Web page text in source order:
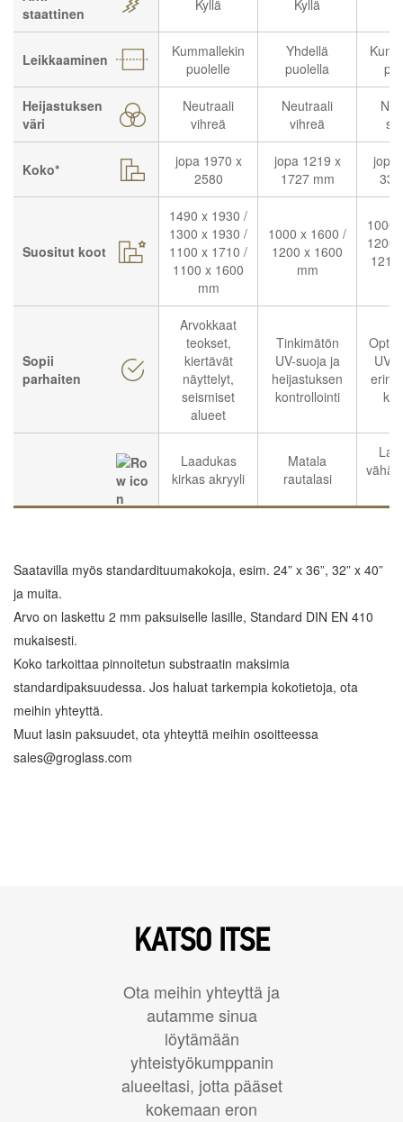
staattinen
Kyllä Kyllä
Leikkaaminen
Kummallekin
puolelle
Yhdellä
puolella
Heijastuksen
väri
Neutraali
vihreä
Neutraali
vihreä
Koko*
jopa 1970 x
2580
jopa 1219 x
1727 mm
jopa
Suositut koot
1490 x 1930 /
1300 x 1930 /
1100 x 1710 /
1100 x 1600
mm
1000 x 1600 /
1200 x 1600
mm
1000
1200
Sopii
parhaiten
Arvokkaat
teokset,
kiertävät
näyttelyt,
seismiset
alueet
Tinkimätön
UV-suoja ja
heijastuksen
kontrollointi
UV-
Laadukas
kirkas akryyli
Matala
rautalasi
Saatavilla myös standardituumakokoja, esim. 24” x 36”, 32” x 40”
ja muita.
Arvo on laskettu 2 mm paksuiselle lasille, Standard DIN EN 410
mukaisesti.
Koko tarkoittaa pinnoitetun substraatin maksimia
standardipaksuudessa. Jos haluat tarkempia kokotietoja, ota
meihin yhteyttä.
Muut lasin paksuudet, ota yhteyttä meihin osoitteessa
sales@groglass.com
KATSO ITSE
Ota meihin yhteyttä ja
autamme sinua
löytämään
yhteistyökumppanin
alueeltasi, jotta pääset
kokemaan eron